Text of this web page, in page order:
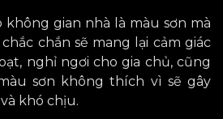
không gian nhà là màu sơn mà
chắc chắn sẽ mang lại cảm giác
nghỉ ngơicho gia chủ, cũng
sơn không thích vì sẽ gây
khó chịu.